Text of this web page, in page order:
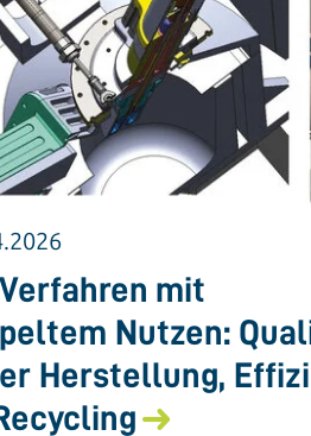
mit
Nutzen:
Herstellung,